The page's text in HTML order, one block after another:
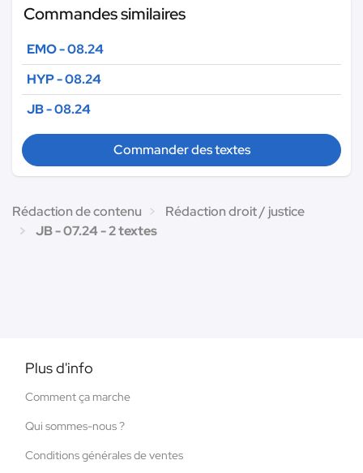
Commandes similaires
EMO - 08.24
HYP - 08.24
JB - 08.24
Commander des textes
Rédaction de contenu
Rédaction droit / justice
JB - 07.24 - 2 textes
Plus d'info
Comment ça marche
Qui sommes-nous ?
Conditions générales de ventes